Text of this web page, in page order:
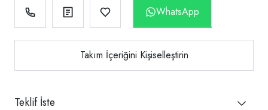
WhatsApp
Takım İçeriğini Kişiselleştirin
Teklif İste